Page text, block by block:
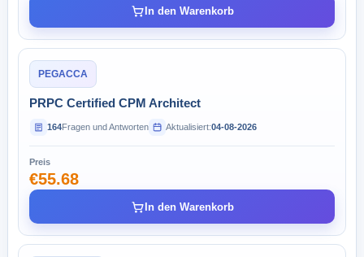
In den Warenkorb
PEGACCA
PRPC Certified CPM Architect
164Fragen und Antworten Aktualisiert:04-08-2026
Preis
€55.68
In den Warenkorb